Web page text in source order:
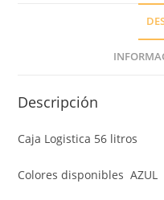
Descripción
Caja Logistica 56 litros
Colores disponibles AZUL